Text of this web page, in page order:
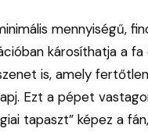
mennyiségű,
károsíthatja a
is, amely
Ezt a pépet
tapaszt” képez a